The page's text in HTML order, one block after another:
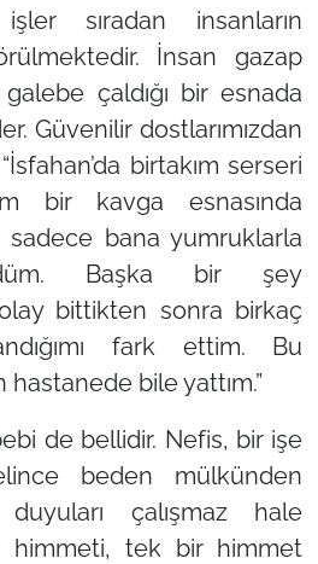
sıradan insanların
İnsan gazap
çaldığı bir esnada
Güvenilir dostlarımızdan
birtakım serseri
bir kavga esnasında
bana yumruklarla
Başka bir şey
bittikten sonra birkaç
fark ettim. Bu
bile yattım.”
de bellidir. Nefis, bir işe
beden mülkünden
çalışmaz hale
tek bir himmet